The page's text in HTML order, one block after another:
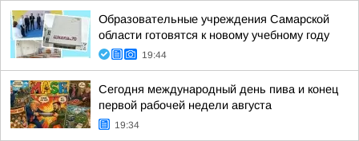
Образовательные учреждения Самарской
области готовятся к новому учебному году
19:44
Сегодня международный день пива и конец
первой рабочей недели августа
19:34